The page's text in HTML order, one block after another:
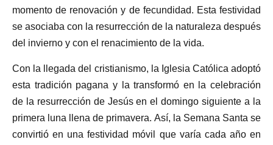
momento de renovación y de fecundidad. Esta festividad
se asociaba con la resurrección de la naturaleza después
del invierno y con el renacimiento de la vida.
Con la llegada del cristianismo, la Iglesia Católica adoptó
esta tradición pagana y la transformó en la celebración
de la resurrección de Jesús en el domingo siguiente a la
primera luna llena de primavera. Así, la Semana Santa se
convirtió en una festividad móvil que varía cada año en